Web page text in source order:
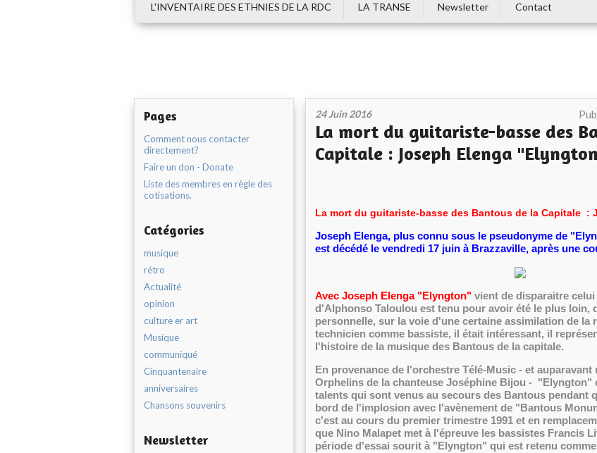
L'INVENTAIRE DES ETHNIES DE LA RDC
LA TRANSE Newsletter Contact
Pages
Comment nous contacter
directement?
Faire un don - Donate
Liste des membres en règle des
cotisations.
Catégories
musique
rétro
Actualité
opinion
culture er art
Musique
communiqué
Cinquantenaire
anniversaires
Chansons souvenirs
Newsletter
24 Juin 2016
La mort du guitariste-basse des
Capitale : Joseph Elenga
La mort du guitariste-basse des Bantous de la Capitale :
Joseph Elenga, plus connu sous le pseudonyme de
est décédé le vendredi 17 juin à Brazzaville, après une
Avec Joseph Elenga "Elyngton" vient de disparaitre
d'Alphonso Taloulou est tenu pour avoir été le plus loin,
personnelle, sur la voie d'une certaine assimilation de la
technicien comme bassiste, il était intéressant, il
l'histoire de la musique des Bantous de la capitale.
En provenance de l'orchestre Télé-Music - et auparavant
Orphelins de la chanteuse Joséphine Bijou - "Elyngton"
talents qui sont venus au secours des Bantous pendant
bord de l'implosion avec l'avènement de "Bantous
c'est au cours du premier trimestre 1991 et en
que Nino Malapet met à l'épreuve les bassistes Francis
période d'essai sourit à "Elyngton" qui est retenu